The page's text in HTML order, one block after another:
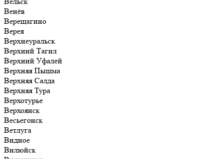
Венёв
Верещагино
Верея
Верхнеуральск
Верхний Тагил
Верхний Уфалей
Верхняя Пышма
Верхняя Салда
Верхняя Тура
Верхотурье
Верхоянск
Весьегонск
Ветлуга
Видное
Вилюйск